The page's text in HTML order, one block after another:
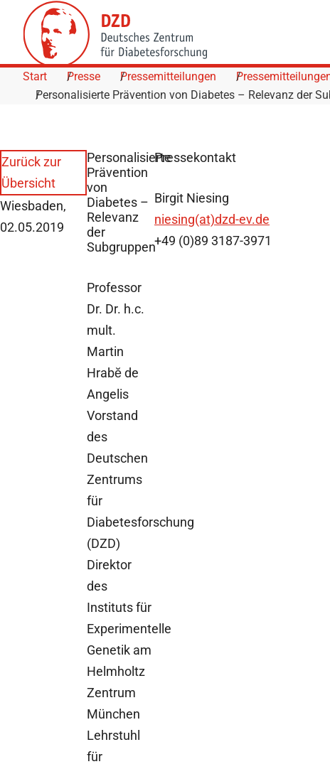
Skip to Content
Start Presse Pressemitteilungen
Personalisierte Prävention von Diabetes – Relevanz der
Zurück zur
Übersicht
Wiesbaden,
02.05.2019
Personalisierte
Prävention
von
Diabetes –
Relevanz
der
Subgruppen
Professor
Dr. Dr. h.c.
mult.
Martin
Hrabĕ de
Angelis
Vorstand
des
Deutschen
Zentrums
für
Diabetesforschung
(DZD)
Direktor
des
Instituts für
Experimentelle
Genetik am
Helmholtz
Zentrum
München
Lehrstuhl
für
Pressekontakt
Birgit Niesing
niesing(at)dzd-ev.de
+49 (0)89 3187-3971